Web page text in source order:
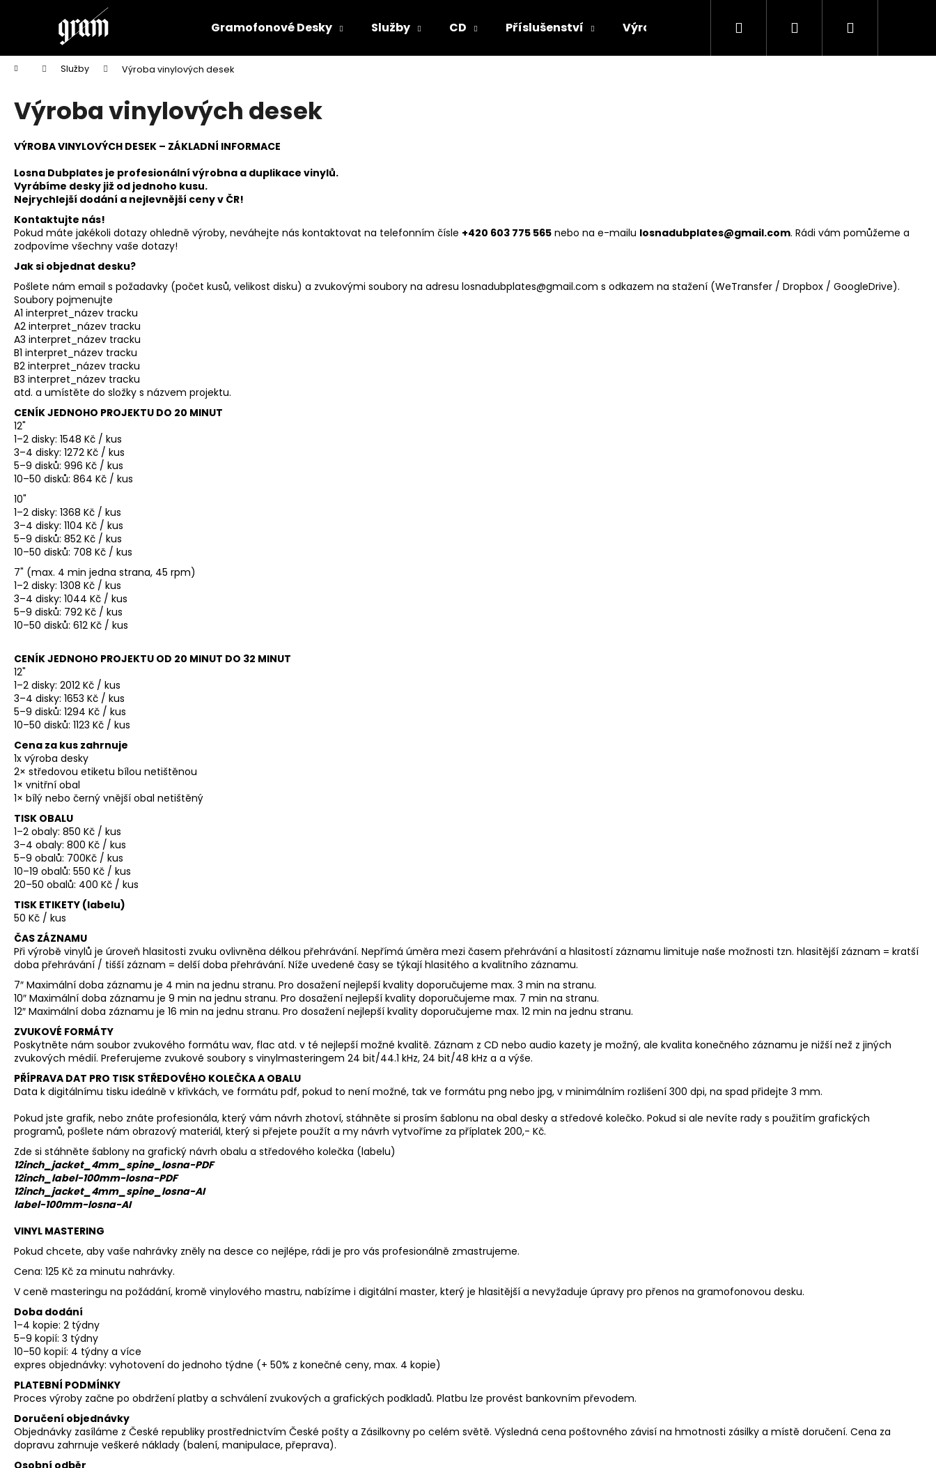
Gramofonové Desky Služby CD Příslušenství Výroba vinylových desek Výkup
Hledat PřihlášeníNákupní
Domů Služby Výroba vinylových desek
Výroba vinylových desek
VÝROBA VINYLOVÝCH DESEK – ZÁKLADNÍ INFORMACE
Losna Dubplates je profesionální výrobna a duplikace vinylů.
Vyrábíme desky již od jednoho kusu.
Nejrychlejší dodání a nejlevnější ceny v ČR!
Kontaktujte nás!
Pokud máte jakékoli dotazy ohledně výroby, neváhejte nás kontaktovat na telefonním čísle +420 603 775 565 nebo na e-mailu losnadubplates@gmail.com. Rádi vám pomůžeme a
zodpovíme všechny vaše dotazy!
Jak si objednat desku?
Pošlete nám email s požadavky (počet kusů, velikost disku) a zvukovými soubory na adresu losnadubplates@gmail.com s odkazem na stažení (WeTransfer / Dropbox / GoogleDrive).
Soubory pojmenujte
A1 interpret_název tracku
A2 interpret_název tracku
A3 interpret_název tracku
B1 interpret_název tracku
B2 interpret_název tracku
B3 interpret_název tracku
atd. a umístěte do složky s názvem projektu.
CENÍK JEDNOHO PROJEKTU DO 20 MINUT
12"
1–2 disky: 1548 Kč / kus
3–4 disky: 1272 Kč / kus
5–9 disků: 996 Kč / kus
10–50 disků: 864 Kč / kus
10"
1–2 disky: 1368 Kč / kus
3–4 disky: 1104 Kč / kus
5–9 disků: 852 Kč / kus
10–50 disků: 708 Kč / kus
7" (max. 4 min jedna strana, 45 rpm)
1–2 disky: 1308 Kč / kus
3–4 disky: 1044 Kč / kus
5–9 disků: 792 Kč / kus
10–50 disků: 612 Kč / kus
CENÍK JEDNOHO PROJEKTU OD 20 MINUT DO 32 MINUT
12"
1–2 disky: 2012 Kč / kus
3–4 disky: 1653 Kč / kus
5–9 disků: 1294 Kč / kus
10–50 disků: 1123 Kč / kus
Cena za kus zahrnuje
1x výroba desky
2× středovou etiketu bílou netištěnou
1× vnitřní obal
1× bílý nebo černý vnější obal netištěný
TISK OBALU
1–2 obaly: 850 Kč / kus
3–4 obaly: 800 Kč / kus
5–9 obalů: 700Kč / kus
10–19 obalů: 550 Kč / kus
20–50 obalů: 400 Kč / kus
TISK ETIKETY (labelu)
50 Kč / kus
ČAS ZÁZNAMU
Při výrobě vinylů je úroveň hlasitosti zvuku ovlivněna délkou přehrávání. Nepřímá úměra mezi časem přehrávání a hlasitostí záznamu limituje naše možnosti tzn. hlasitější záznam = kratší
doba přehrávání / tišší záznam = delší doba přehrávání. Níže uvedené časy se týkají hlasitého a kvalitního záznamu.
7″ Maximální doba záznamu je 4 min na jednu stranu. Pro dosažení nejlepší kvality doporučujeme max. 3 min na stranu.
10″ Maximální doba záznamu je 9 min na jednu stranu. Pro dosažení nejlepší kvality doporučujeme max. 7 min na stranu.
12″ Maximální doba záznamu je 16 min na jednu stranu. Pro dosažení nejlepší kvality doporučujeme max. 12 min na jednu stranu.
ZVUKOVÉ FORMÁTY
Poskytněte nám soubor zvukového formátu wav, flac atd. v té nejlepší možné kvalitě. Záznam z CD nebo audio kazety je možný, ale kvalita konečného záznamu je nižší než z jiných
zvukových médií. Preferujeme zvukové soubory s vinylmasteringem 24 bit/44.1 kHz, 24 bit/48 kHz a a výše.
PŘÍPRAVA DAT PRO TISK STŘEDOVÉHO KOLEČKA A OBALU
Data k digitálnímu tisku ideálně v křivkách, ve formátu pdf, pokud to není možné, tak ve formátu png nebo jpg, v minimálním rozlišení 300 dpi, na spad přidejte 3 mm.
Pokud jste grafik, nebo znáte profesionála, který vám návrh zhotoví, stáhněte si prosím šablonu na obal desky a středové kolečko. Pokud si ale nevíte rady s použitím grafických
programů, pošlete nám obrazový materiál, který si přejete použít a my návrh vytvoříme za příplatek 200,- Kč.
Zde si stáhněte šablony na grafický návrh obalu a středového kolečka (labelu)
12inch_jacket_4mm_spine_losna-PDF
12inch_label-100mm-losna-PDF
12inch_jacket_4mm_spine_losna-AI
label-100mm-losna-AI
VINYL MASTERING
Pokud chcete, aby vaše nahrávky zněly na desce co nejlépe, rádi je pro vás profesionálně zmastrujeme.
Cena: 125 Kč za minutu nahrávky.
V ceně masteringu na požádání, kromě vinylového mastru, nabízíme i digitální master, který je hlasitější a nevyžaduje úpravy pro přenos na gramofonovou desku.
Doba dodání
1–4 kopie: 2 týdny
5–9 kopií: 3 týdny
10–50 kopií: 4 týdny a více
expres objednávky: vyhotovení do jednoho týdne (+ 50% z konečné ceny, max. 4 kopie)
PLATEBNÍ PODMÍNKY
Proces výroby začne po obdržení platby a schválení zvukových a grafických podkladů. Platbu lze provést bankovním převodem.
Doručení objednávky
Objednávky zasíláme z České republiky prostřednictvím České pošty a Zásilkovny po celém světě. Výsledná cena poštovného závisí na hmotnosti zásilky a místě doručení. Cena za
dopravu zahrnuje veškeré náklady (balení, manipulace, přeprava).
Osobní odběr
í
Zpět
do
obchodu
Zpět
do
obchodu